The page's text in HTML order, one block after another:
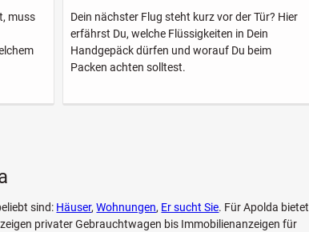
muss
Dein nächster Flug steht kurz vor der Tür? Hier
erfährst Du, welche Flüssigkeiten in Dein
Handgepäck dürfen und worauf Du beim
Packen achten solltest.
sind: Häuser,Wohnungen, Er sucht Sie. Für Apolda bietet
privater Gebrauchtwagen bis Immobilienanzeigen für